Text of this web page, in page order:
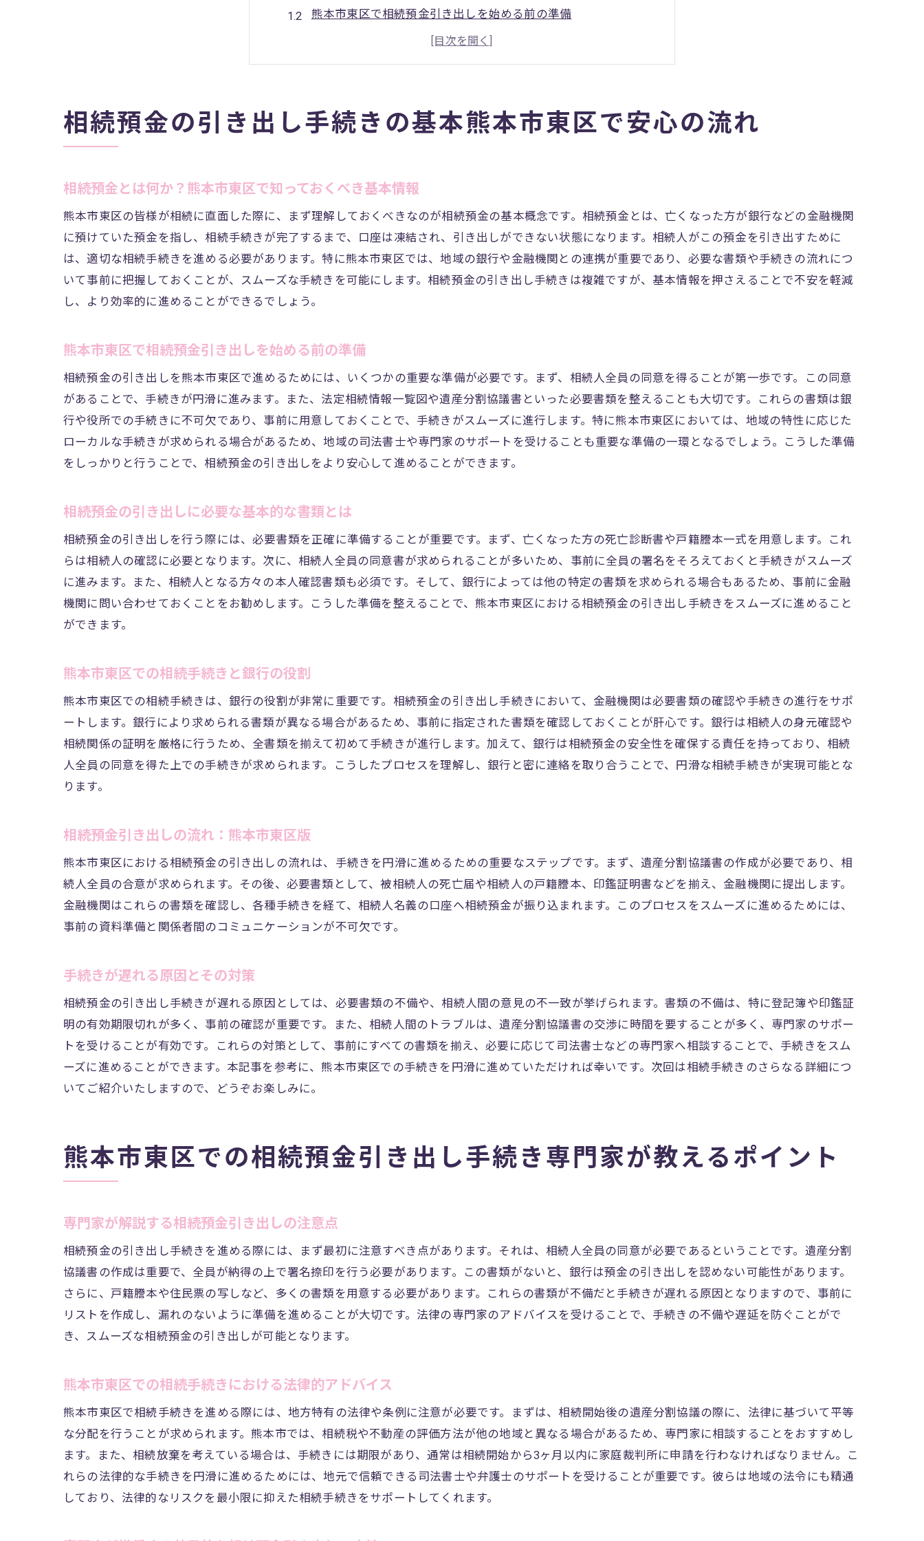
熊本市東区で相続預金引き出しを始める前の準備
相続預金の引き出しに必要な基本的な書類とは
熊本市東区での相続手続きと銀行の役割
手続きが遅れる原因とその対策
熊本市東区での相続預金引き出し手続き専門家が教えるポイント
熊本市東区での相続手続きにおける法律的アドバイス
専門家が推奨する効果的な相続預金引き出しの方法
プロに依頼することで得られる安心感
熊本市東区での手続きにおける落とし穴とその回避法
相続預金引き出し手続きのトラブル事例紹介
相続預金の引き出し手続きスムーズに進める秘訣熊本市東区版
熊本市東区でのスムーズな手続きのためのコツ
相続預金引き出しにおける時間短縮テクニック
熊本市東区で役立つ手続きのノウハウ
トラブルを未然に防ぐためのポイント
手続きをスムーズに進めるための事前準備
熊本市東区相続預金の引き出し手続きに必要な書類と注意点
熊本市東区での書類準備のポイント
書類不備による手続き遅延を防ぐには
熊本市東区での書類提出時に避けたいミス
必要書類の取得方法とその注意点
手続きの進め方と効果的なタイムライン
熊本市東区で手続きをスムーズに進めるための重要ポイント
手続きを効率よく進めるための専門家の役割
熊本市東区で提供される専門的サポートの内容
相続手続きにおける専門家の重要性
具体的なサポート事例とその効果
サポート体制が整っている熊本市東区の利点
相続手続きでのサポート体制を活用する方法
熊本市東区で受けられる支援サービスの内容
手続きサポートを受けた人の体験談
サポートを最大限に活用するためのポイント
熊本市東区で相続預金引き出し手続きをスムーズに行うための準備
準備段階で行うべき基本的な手続き
スムーズな手続きのための心構え
手続きに向けた効果的な情報収集方法
実際の手続きに備えるための事前計画
相続預金引き出し手続きを成功させるための秘訣
相続預金の引き出し手続きの基本熊本市東区で安心の流れ
相続預金とは何か？熊本市東区で知っておくべき基本情報
熊本市東区の皆様が相続に直面した際に、まず理解しておくべきなのが相続預金の基本概念です。相続預金とは、亡くなった方が銀行などの金融機関
に預けていた預金を指し、相続手続きが完了するまで、口座は凍結され、引き出しができない状態になります。相続人がこの預金を引き出すために
は、適切な相続手続きを進める必要があります。特に熊本市東区では、地域の銀行や金融機関との連携が重要であり、必要な書類や手続きの流れにつ
いて事前に把握しておくことが、スムーズな手続きを可能にします。相続預金の引き出し手続きは複雑ですが、基本情報を押さえることで不安を軽減
し、より効率的に進めることができるでしょう。
熊本市東区で相続預金引き出しを始める前の準備
相続預金の引き出しを熊本市東区で進めるためには、いくつかの重要な準備が必要です。まず、相続人全員の同意を得ることが第一歩です。この同意
があることで、手続きが円滑に進みます。また、法定相続情報一覧図や遺産分割協議書といった必要書類を整えることも大切です。これらの書類は銀
行や役所での手続きに不可欠であり、事前に用意しておくことで、手続きがスムーズに進行します。特に熊本市東区においては、地域の特性に応じた
ローカルな手続きが求められる場合があるため、地域の司法書士や専門家のサポートを受けることも重要な準備の一環となるでしょう。こうした準備
をしっかりと行うことで、相続預金の引き出しをより安心して進めることができます。
相続預金の引き出しに必要な基本的な書類とは
相続預金の引き出しを行う際には、必要書類を正確に準備することが重要です。まず、亡くなった方の死亡診断書や戸籍謄本一式を用意します。これ
らは相続人の確認に必要となります。次に、相続人全員の同意書が求められることが多いため、事前に全員の署名をそろえておくと手続きがスムーズ
に進みます。また、相続人となる方々の本人確認書類も必須です。そして、銀行によっては他の特定の書類を求められる場合もあるため、事前に金融
機関に問い合わせておくことをお勧めします。こうした準備を整えることで、熊本市東区における相続預金の引き出し手続きをスムーズに進めること
ができます。
熊本市東区での相続手続きと銀行の役割
熊本市東区での相続手続きは、銀行の役割が非常に重要です。相続預金の引き出し手続きにおいて、金融機関は必要書類の確認や手続きの進行をサポ
ートします。銀行により求められる書類が異なる場合があるため、事前に指定された書類を確認しておくことが肝心です。銀行は相続人の身元確認や
相続関係の証明を厳格に行うため、全書類を揃えて初めて手続きが進行します。加えて、銀行は相続預金の安全性を確保する責任を持っており、相続
人全員の同意を得た上での手続きが求められます。こうしたプロセスを理解し、銀行と密に連絡を取り合うことで、円滑な相続手続きが実現可能とな
ります。
相続預金引き出しの流れ：熊本市東区版
熊本市東区における相続預金の引き出しの流れは、手続きを円滑に進めるための重要なステップです。まず、遺産分割協議書の作成が必要であり、相
続人全員の合意が求められます。その後、必要書類として、被相続人の死亡届や相続人の戸籍謄本、印鑑証明書などを揃え、金融機関に提出します。
金融機関はこれらの書類を確認し、各種手続きを経て、相続人名義の口座へ相続預金が振り込まれます。このプロセスをスムーズに進めるためには、
事前の資料準備と関係者間のコミュニケーションが不可欠です。
手続きが遅れる原因とその対策
相続預金の引き出し手続きが遅れる原因としては、必要書類の不備や、相続人間の意見の不一致が挙げられます。書類の不備は、特に登記簿や印鑑証
明の有効期限切れが多く、事前の確認が重要です。また、相続人間のトラブルは、遺産分割協議書の交渉に時間を要することが多く、専門家のサポー
トを受けることが有効です。これらの対策として、事前にすべての書類を揃え、必要に応じて司法書士などの専門家へ相談することで、手続きをスム
ーズに進めることができます。本記事を参考に、熊本市東区での手続きを円滑に進めていただければ幸いです。次回は相続手続きのさらなる詳細につ
いてご紹介いたしますので、どうぞお楽しみに。
熊本市東区での相続預金引き出し手続き専門家が教えるポイント
専門家が解説する相続預金引き出しの注意点
相続預金の引き出し手続きを進める際には、まず最初に注意すべき点があります。それは、相続人全員の同意が必要であるということです。遺産分割
協議書の作成は重要で、全員が納得の上で署名捺印を行う必要があります。この書類がないと、銀行は預金の引き出しを認めない可能性があります。
さらに、戸籍謄本や住民票の写しなど、多くの書類を用意する必要があります。これらの書類が不備だと手続きが遅れる原因となりますので、事前に
リストを作成し、漏れのないように準備を進めることが大切です。法律の専門家のアドバイスを受けることで、手続きの不備や遅延を防ぐことがで
き、スムーズな相続預金の引き出しが可能となります。
熊本市東区での相続手続きにおける法律的アドバイス
熊本市東区で相続手続きを進める際には、地方特有の法律や条例に注意が必要です。まずは、相続開始後の遺産分割協議の際に、法律に基づいて平等
な分配を行うことが求められます。熊本市では、相続税や不動産の評価方法が他の地域と異なる場合があるため、専門家に相談することをおすすめし
ます。また、相続放棄を考えている場合は、手続きには期限があり、通常は相続開始から3ヶ月以内に家庭裁判所に申請を行わなければなりません。こ
れらの法律的な手続きを円滑に進めるためには、地元で信頼できる司法書士や弁護士のサポートを受けることが重要です。彼らは地域の法令にも精通
しており、法律的なリスクを最小限に抑えた相続手続きをサポートしてくれます。